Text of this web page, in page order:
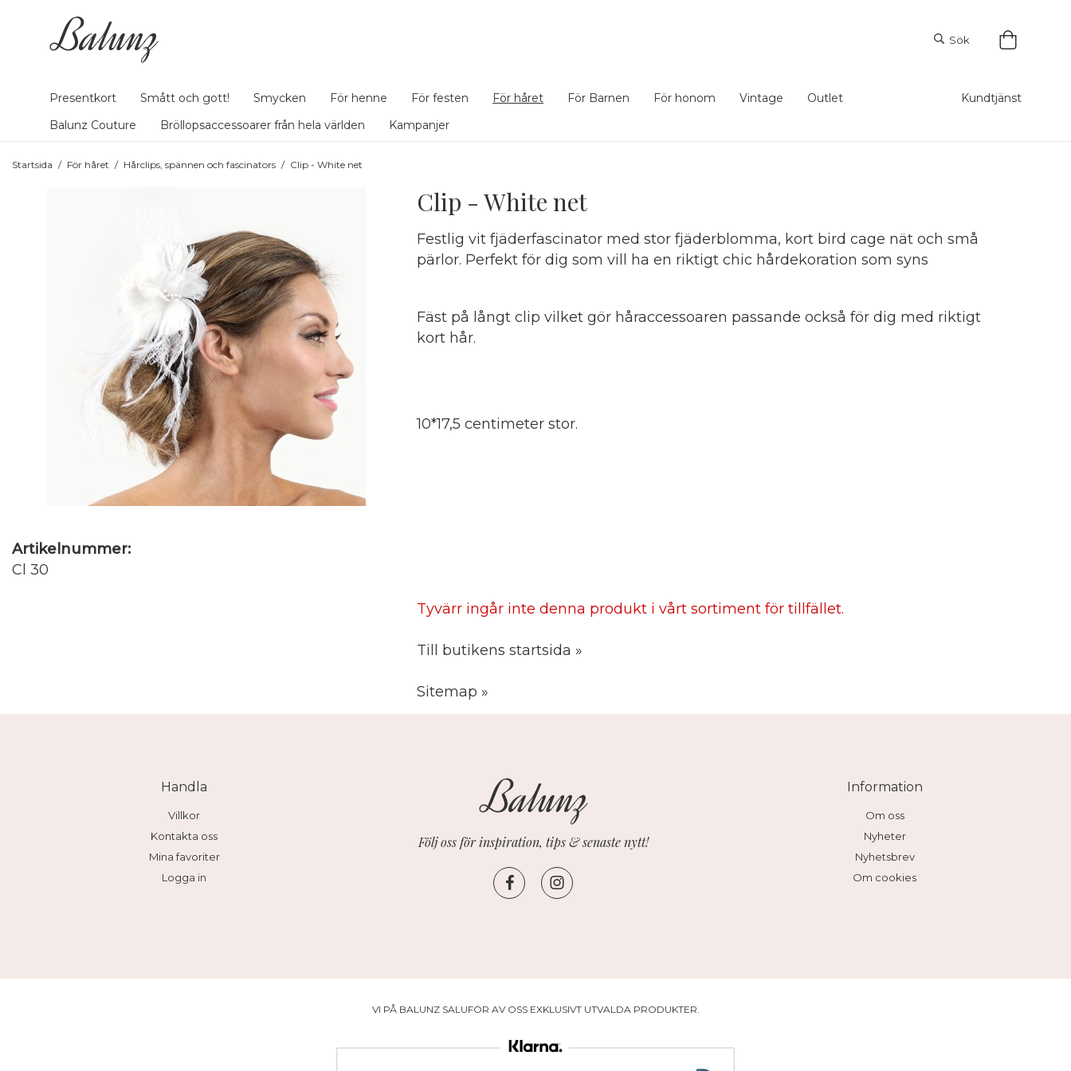
Sök
Presentkort Smått och gott! Smycken För henne För festen För håret För Barnen För honom Vintage
Outlet
Balunz Couture
Bröllopsaccessoarer från hela världen Kampanjer
Kundtjänst
Startsida / För håret / Hårclips, spännen och fascinators / Clip - White net
Clip - White net
Festlig vit fjäderfascinator med stor fjäderblomma, kort bird cage nät och små
pärlor. Perfekt för dig som vill ha en riktigt chic hårdekoration som syns
Fäst på långt clip vilket gör håraccessoaren passande också för dig med riktigt
kort hår.
10*17,5 centimeter stor.
Tyvärr ingår inte denna produkt i vårt sortiment för tillfället.
Till butikens startsida »
Sitemap »
Artikelnummer:
Cl 30
Handla
Villkor
Kontakta oss
Mina favoriter
Logga in
Följ oss för inspiration, tips & senaste nytt!
Information
Om oss
Nyheter
Nyhetsbrev
Om cookies
VI PÅ BALUNZ SALUFÖR AV OSS EXKLUSIVT UTVALDA PRODUKTER.